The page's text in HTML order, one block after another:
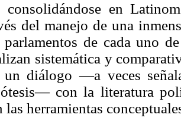
consolidándose en
del manejo de una
de cada uno
sistemática y
un diálogo —a veces
con la literatura
las herramientas